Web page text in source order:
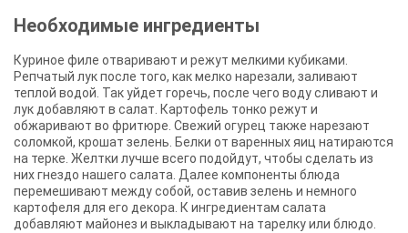
Необходимые ингредиенты
Куриное филе отваривают и режут мелкими кубиками.
Репчатый лук после того, как мелко нарезали, заливают
теплой водой. Так уйдет горечь, после чего воду сливают и
лук добавляют в салат. Картофель тонко режут и
обжаривают во фритюре. Свежий огурец также нарезают
соломкой, крошат зелень. Белки от варенных яиц натираются
на терке. Желтки лучше всего подойдут, чтобы сделать из
них гнездо нашего салата. Далее компоненты блюда
перемешивают между собой, оставив зелень и немного
картофеля для его декора. К ингредиентам салата
добавляют майонез и выкладывают на тарелку или блюдо.